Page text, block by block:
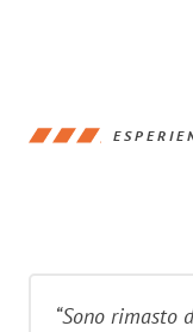
“Sono rimasto